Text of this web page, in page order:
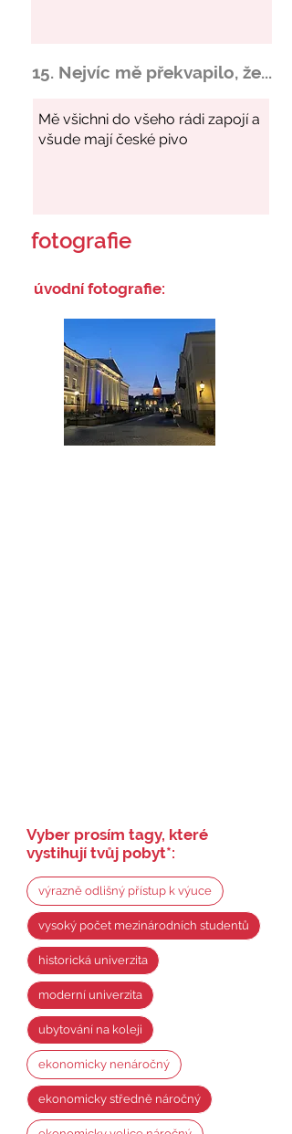
15. Nejvíc mě překvapilo, že...
fotografie
úvodní fotografie:
Vyber prosím tagy, které
vystihují tvůj pobyt*:
výrazně odlišný přístup k výuce
vysoký počet mezinárodních studentů
historická univerzita
moderní univerzita
ubytování na koleji
ekonomicky nenáročný
ekonomicky středně náročný